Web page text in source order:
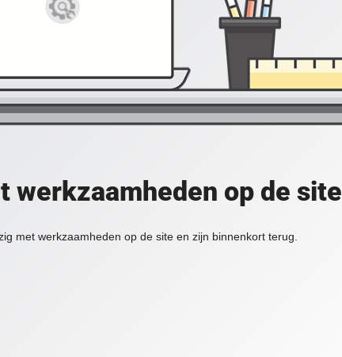
werkzaamheden op de site
met werkzaamheden op de site en zijn binnenkort terug.